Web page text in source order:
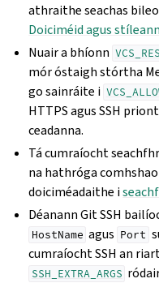
athraithe seachas
Doiciméid agus
Nuair a bhíonn
mór óstaigh stórtha
go sainráite i
HTTPS agus SSH
ceadanna.
Tá cumraíocht
na hathróga
doiciméadaithe i
Déanann Git SSH
HostName agus Port
cumraíocht SSH an
SSH_EXTRA_ARGS